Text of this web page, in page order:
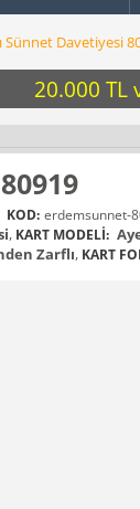
Sünnet Davetiyesi
20.000 TL
KOD: erdemsunnet-
, KART MODELI:
Zarflı, KART